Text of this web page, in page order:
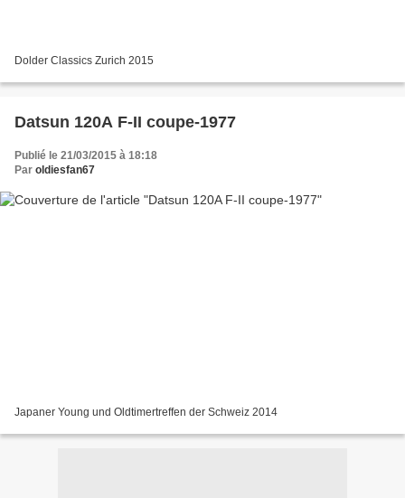
Dolder Classics Zurich 2015
Datsun 120A F-II coupe-1977
Publié le 21/03/2015 à 18:18
Par oldiesfan67
Japaner Young und Oldtimertreffen der Schweiz 2014